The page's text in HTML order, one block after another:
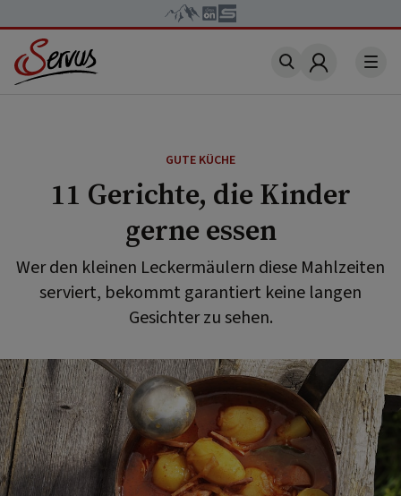
Account
GUTE KÜCHE
11 Gerichte, die Kinder
gerne essen
Wer den kleinen Leckermäulern diese Mahlzeiten
serviert, bekommt garantiert keine langen
Gesichter zu sehen.